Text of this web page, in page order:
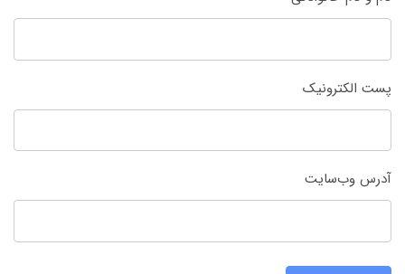
پست الکترونیک
آدرس وب‌سایت